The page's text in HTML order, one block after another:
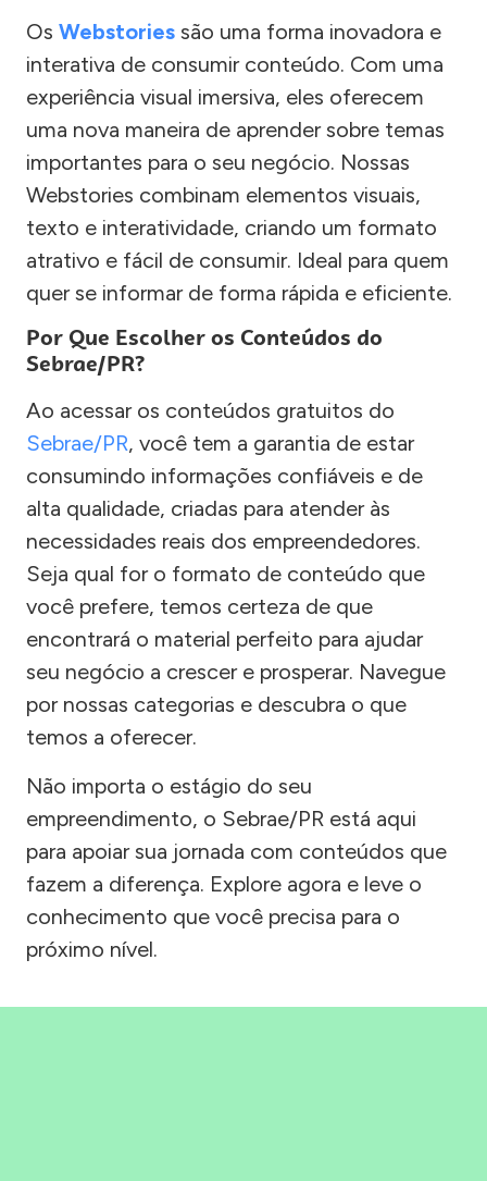
Os Webstories são uma forma inovadora e
interativa de consumir conteúdo. Com uma
experiência visual imersiva, eles oferecem
uma nova maneira de aprender sobre temas
importantes para o seu negócio. Nossas
Webstories combinam elementos visuais,
texto e interatividade, criando um formato
atrativo e fácil de consumir. Ideal para quem
quer se informar de forma rápida e eficiente.
Por Que Escolher os Conteúdos do
Sebrae/PR?
Ao acessar os conteúdos gratuitos do
Sebrae/PR, você tem a garantia de estar
consumindo informações confiáveis e de
alta qualidade, criadas para atender às
necessidades reais dos empreendedores.
Seja qual for o formato de conteúdo que
você prefere, temos certeza de que
encontrará o material perfeito para ajudar
seu negócio a crescer e prosperar. Navegue
por nossas categorias e descubra o que
temos a oferecer.
Não importa o estágio do seu
empreendimento, o Sebrae/PR está aqui
para apoiar sua jornada com conteúdos que
fazem a diferença. Explore agora e leve o
conhecimento que você precisa para o
próximo nível.